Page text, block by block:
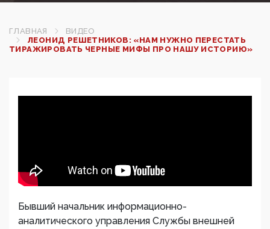
ГЛАВНАЯ
ВИДЕО
ЛЕОНИД РЕШЕТНИКОВ: «НАМ НУЖНО ПЕРЕСТАТЬ
ТИРАЖИРОВАТЬ ЧЕРНЫЕ МИФЫ ПРО НАШУ ИСТОРИЮ»
Бывший начальник информационно-
аналитического управления Службы внешней